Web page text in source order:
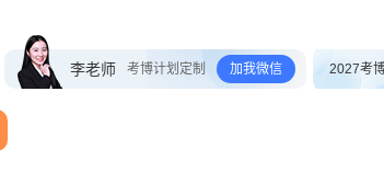
李老师 考博计划定制 加我微信 2027考